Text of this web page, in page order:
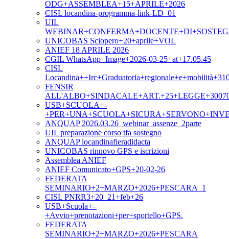
ODG+ASSEMBLEA+15+APRILE+2026
CISL locandina-programma-link-LD_01
UIL
UNICOBAS Sciopero+20+aprile+VOL
ANIEF 18 APRILE 2026
CGIL WhatsApp+Image+2026-03-25+at+17.05.45
CISL
FENSIR
USB+SCUOLA+-
ANQUAP 2026.03.26_webinar_assenze_2parte
UIL preparazione corso tfa sostegno
ANQUAP locandinafieradidacta
UNICOBAS rinnovo GPS e iscrizioni
Assemblea ANIEF
ANIEF Comunicato+GPS+20-02-26
FEDERATA
SEMINARIO+2+MARZO+2026+PESCARA_1
CISL PNRR3+20_21+feb+26
USB+Scuola+–
+Avvio+prenotazioni+per+sportello+GPS.
FEDERATA
SEMINARIO+2+MARZO+2026+PESCARA